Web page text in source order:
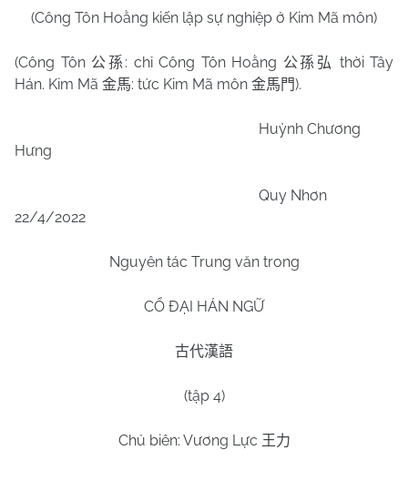
(Công Tôn Hoằng kiến lập sự nghiệp ở Kim Mã môn)
(Công Tôn 公孫 : chỉ Công Tôn Hoằng 公孫弘 thời Tây
Hán. Kim Mã 金馬: tức Kim Mã môn 金馬門).
Huỳnh Chương
Hưng
Quy Nhơn
22/4/2022
Nguyên tác Trung văn trong
CỔ ĐẠI HÁN NGỮ
古代漢語
(tập 4)
Chủ biên: Vương Lực 王力